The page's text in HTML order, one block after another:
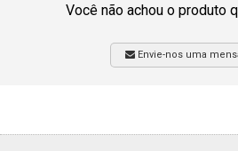
Você não achou o produto
Envie-nos uma